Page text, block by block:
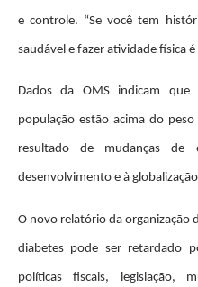
e controle. “Se você tem
saudável e fazer atividade física
Dados da OMS indicam
população estão acima do
resultado de mudanças de
desenvolvimento e à
O novo relatório da organização
diabetes pode ser retardado
políticas fiscais, legislação,